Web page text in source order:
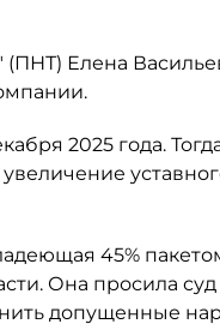
Елена
2025 года.
45%
Она просила
допущенные